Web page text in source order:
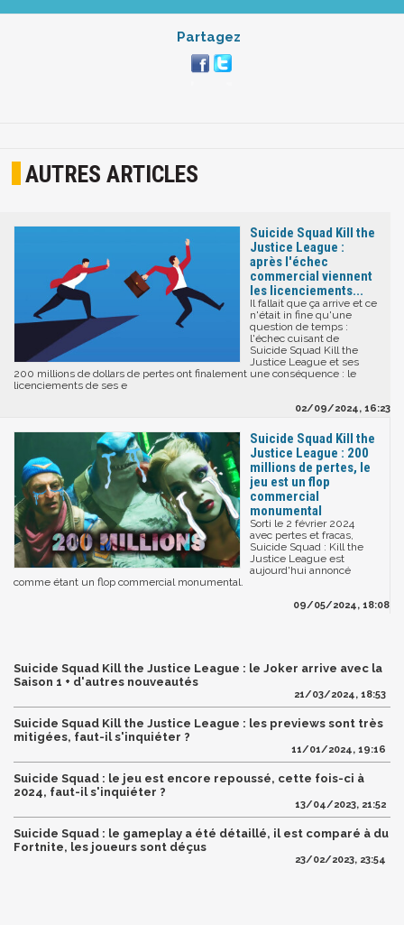
Partagez
AUTRES ARTICLES
Suicide Squad Kill the
Justice League :
après l'échec
commercial viennent
les licenciements...
Il fallait que ça arrive et ce
n'était in fine qu'une
question de temps :
l'échec cuisant de
Suicide Squad Kill the
Justice League et ses
200 millions de dollars de pertes ont finalement une conséquence : le
licenciements de ses e
02/09/2024, 16:23
Suicide Squad Kill the
Justice League : 200
millions de pertes, le
jeu est un flop
commercial
monumental
Sorti le 2 février 2024
avec pertes et fracas,
Suicide Squad : Kill the
Justice League est
aujourd'hui annoncé
comme étant un flop commercial monumental.
09/05/2024, 18:08
Suicide Squad Kill the Justice League : le Joker arrive avec la
Saison 1 + d'autres nouveautés
21/03/2024, 18:53
Suicide Squad Kill the Justice League : les previews sont très
mitigées, faut-il s'inquiéter ?
11/01/2024, 19:16
Suicide Squad : le jeu est encore repoussé, cette fois-ci à
2024, faut-il s'inquiéter ?
13/04/2023, 21:52
Suicide Squad : le gameplay a été détaillé, il est comparé à du
Fortnite, les joueurs sont déçus
23/02/2023, 23:54